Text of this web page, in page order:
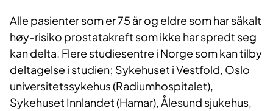
Alle pasienter som er 75 år og eldre som har såkalt
høy-risiko prostatakreft som ikke har spredt seg
kan delta. Flere studiesentre i Norge som kan tilby
deltagelse i studien; Sykehuset i Vestfold, Oslo
universitetssykehus (Radiumhospitalet),
Sykehuset Innlandet (Hamar), Ålesund sjukehus,